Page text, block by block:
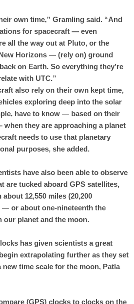
own time,” Gramling said. “And
for spacecraft — even
all the way out at Pluto, or the
Horizons — (rely on) ground
on Earth. So everything they’re
with UTC.”
also rely on their own kept time,
exploring deep into the solar
have to know — based on their
they are approaching a planet
needs to use that planetary
purposes, she added.
have also been able to observe
are tucked aboard GPS satellites,
12,550 miles (20,200
— or about one-nineteenth the
our planet and the moon.
has given scientists a great
extrapolating further as they set
time scale for the moon, Patla
(GPS) clocks to clocks on the